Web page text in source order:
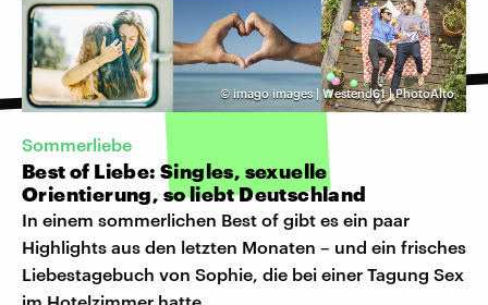
© imago images | Westend61 | PhotoAlto
Sommerliebe
Best of Liebe: Singles, sexuelle
Orientierung, so liebt Deutschland
In einem sommerlichen Best of gibt es ein paar
Highlights aus den letzten Monaten – und ein frisches
Liebestagebuch von Sophie, die bei einer Tagung Sex